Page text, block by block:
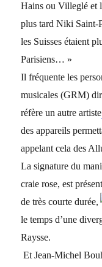
Hains ou Villeglé et
plus tard Niki Saint-
les Suisses étaient
Parisiens… »
Il fréquente les
musicales (GRM)
réfère un autre artiste
des appareils
appelant cela des
La signature du
craie rose, est
de très courte durée,
le temps d’une
Raysse.
Et Jean-Michel